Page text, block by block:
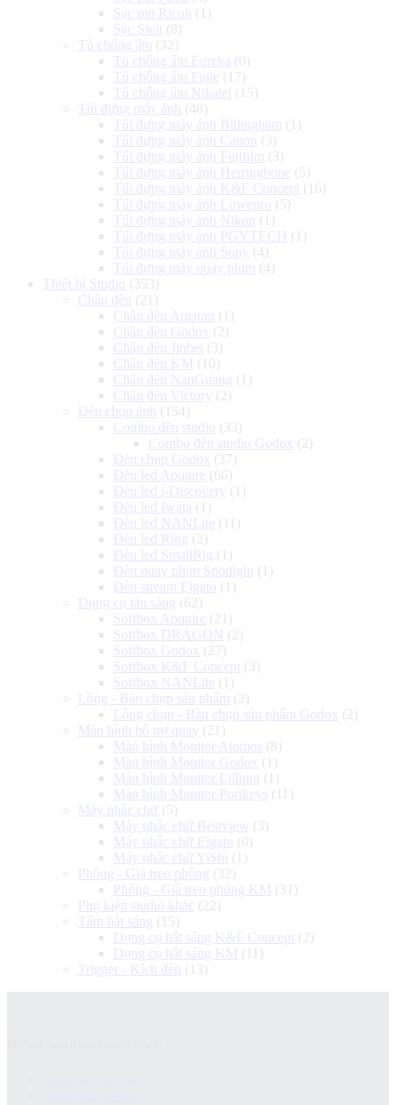
Sạc pin Ricoh
(1)
Sạc Swit (8)
Tủ chống ẩm (32)
Tủ chống ẩm Eureka (0)
Tủ chống ẩm Fujie (17)
Tủ chống ẩm Nikatei (15)
Túi đựng máy ảnh
(46)
Túi đựng máy ảnh Billingham (1)
Túi đựng máy ảnh Canon
(3)
Túi đựng máy ảnh Fujifilm (3)
Túi đựng máy ảnh Herringbone (5)
Túi đựng máy ảnh K&F Concept (16)
Túi đựng máy ảnh Lowepro (5)
Túi đựng máy ảnh Nikon
(1)
Túi đựng máy ảnh PGYTECH
(1)
Túi đựng máy ảnh Sony (4)
Túi đựng máy quay phim (4)
Thiết bị Studio (353)
Chân đèn
(21)
Chân đèn Amaran
(1)
Chân đèn Godox (2)
Chân đèn Jinbei (3)
Chân đèn KM (10)
Chân đèn NanGuang (1)
Chân đèn Victory (2)
Đèn chụp ảnh
(154)
Combo đèn studio (33)
Combo đèn studio Godox (2)
Đèn chụp Godox (37)
Đèn led Aputure (66)
Đèn led i-Discovery (1)
Đèn led Iwata (1)
Đèn led NANLite (11)
Đèn led Ring (2)
Đèn led SmallRig (1)
Đèn quay phim Spotlight (1)
Đèn stream Elgato (1)
Dụng cụ tản sáng (62)
Softbox Aputure (21)
Softbox DRAGON (2)
Softbox Godox (27)
Softbox K&F Concept (3)
Softbox NANLite (1)
Lồng - Bàn chụp sản phẩm (2)
Lồng chụp - Bàn chụp sản phẩm Godox (2)
Màn hình hỗ trợ quay (21)
Màn hình Monitor Atomos (8)
Màn hình Monitor Godox (1)
Màn hình Monitor Lilliput (1)
Màn hình Monitor Portkeys (11)
Máy nhắc chữ (5)
Máy nhắc chữ Bestview (3)
Máy nhắc chữ Elgato (0)
Máy nhắc chữ YiShi
(1)
Phông - Giá treo phông (32)
Phông - Giá treo phông KM (31)
Phụ kiện studio khác (22)
Tấm hắt sáng (15)
Dụng cụ hắt sáng K&F Concept (2)
Dụng cụ hắt sáng KM (11)
Trigger - Kích đèn
(13)